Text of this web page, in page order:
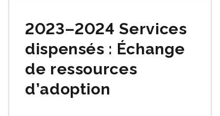
2023–2024 Services
dispensés : Échange
de ressources
d’adoption